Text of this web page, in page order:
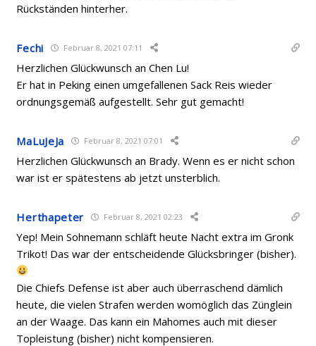
Rückständen hinterher.
Fechi Februar 8, 2021 07:11
Herzlichen Glückwunsch an Chen Lu!
Er hat in Peking einen umgefallenen Sack Reis wieder
ordnungsgemäß aufgestellt. Sehr gut gemacht!
MaLuJeJa Februar 8, 2021 07:01
Herzlichen Glückwunsch an Brady. Wenn es er nicht schon
war ist er spätestens ab jetzt unsterblich.
Herthapeter Februar 8, 2021 02:23
Yep! Mein Sohnemann schläft heute Nacht extra im Gronk
Trikot! Das war der entscheidende Glücksbringer (bisher).
Die Chiefs Defense ist aber auch überraschend dämlich
heute, die vielen Strafen werden womöglich das Zünglein
an der Waage. Das kann ein Mahomes auch mit dieser
Topleistung (bisher) nicht kompensieren.